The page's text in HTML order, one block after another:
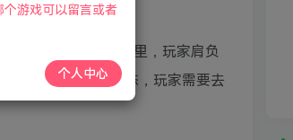
斯里克王国。在那里，玩家肩负
。为了应对这一事态，玩家需要去
游戏可以留言或者
个人中心